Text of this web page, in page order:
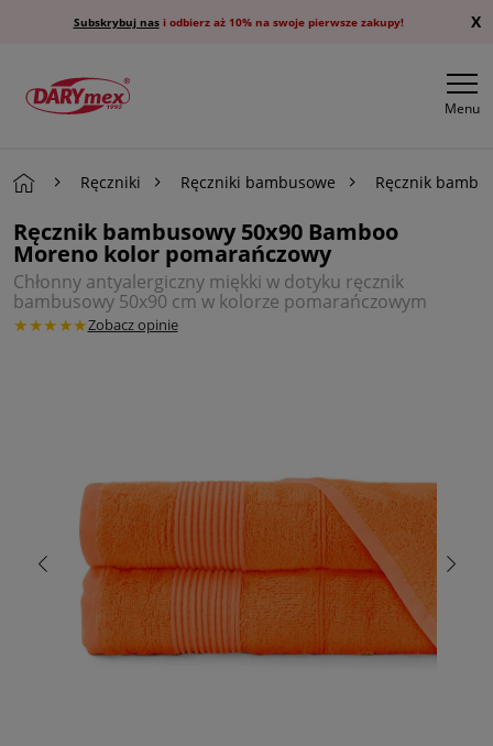
Subskrybuj nasi odbierz aż 10% na swoje pierwsze zakupy! X
Menu
Ręczniki Ręczniki bambusowe Ręcznik
Ręcznik bambusowy 50x90 Bamboo
Moreno kolor pomarańczowy
Chłonny antyalergiczny miękki w dotyku ręcznik
bambusowy 50x90 cm w kolorze pomarańczowym
★★★★★Zobacz opinie